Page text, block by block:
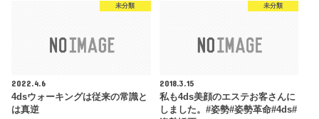
未分類
2022.4.6
4dsウォーキングは従来の常識と
は真逆
未分類
2018.3.15
私も4ds美顔のエステお客さんに
しました。#姿勢#姿勢革命#4ds#